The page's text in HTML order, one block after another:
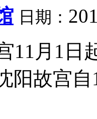
日期：
11月1日
阳故宫